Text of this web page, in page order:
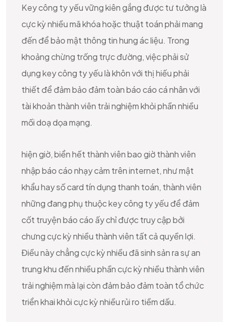
Key công ty yếu vững kiên gắng được tư tưởng là
cực kỳ nhiều mã khóa hoặc thuật toán phải mang
đến để bảo mật thông tin hung ác liệu. Trong
khoảng chừng trống trực đường, việc phải sử
dụng key công ty yếu là khôn với thị hiếu phải
thiết để đảm bảo đảm toàn báo cáo cá nhân với
tài khoản thành viên trải nghiệm khỏi phần nhiều
mối doạ dọa mạng.
hiện giờ, biển hết thành viên bao giờ thành viên
nhập báo cáo nhạy cảm trên internet, như mật
khẩu hay số card tín dụng thanh toán, thành viên
những đang phụ thuộc key công ty yếu để đảm
cốt truyện báo cáo ấy chỉ được truy cập bởi
chưng cực kỳ nhiều thành viên tất cả quyền lợi.
Điều này chẳng cực kỳ nhiều đã sinh sản ra sự an
trung khu đến nhiều phần cực kỳ nhiều thành viên
trải nghiệm mà lại còn đảm bảo đảm toàn tổ chức
triển khai khỏi cực kỳ nhiều rủi ro tiềm dấu.